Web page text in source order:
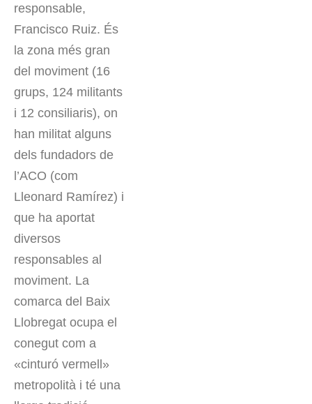
responsable,
Francisco Ruiz. És
la zona més gran
del moviment (16
grups, 124 militants
i 12 consiliaris), on
han militat alguns
dels fundadors de
l’ACO (com
Lleonard Ramírez) i
que ha aportat
diversos
responsables al
moviment. La
comarca del Baix
Llobregat ocupa el
conegut com a
«cinturó vermell»
metropolità i té una